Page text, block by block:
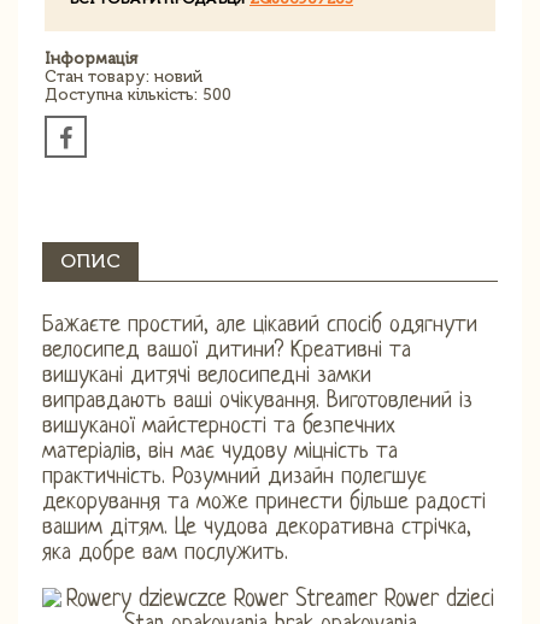
Інформація
Стан товару: новий
Доступна кількість: 500
ОПИС
Бажаєте простий, але цікавий спосіб одягнути
велосипед вашої дитини? Креативні та
вишукані дитячі велосипедні замки
виправдають ваші очікування. Виготовлений із
вишуканої майстерності та безпечних
матеріалів, він має чудову міцність та
практичність. Розумний дизайн полегшує
декорування та може принести більше радості
вашим дітям. Це чудова декоративна стрічка,
яка добре вам послужить.